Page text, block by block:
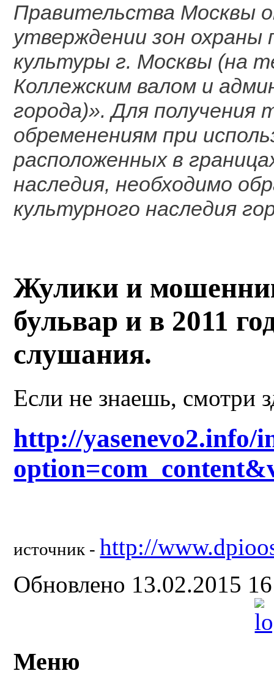
Правительства Москвы
утверждении зон
культуры г. Москвы (на
Коллежским валом и
города)». Для получения
обременениям при
расположенных в
наследия, необходимо
культурного наследия
Жулики и
бульвар и в 2011
слушания.
Если не знаешь, смотри
http://yasenevo2.info/
источник - http://
Обновлено 13.02.2015
Меню